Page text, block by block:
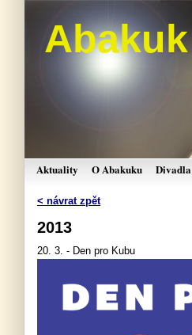
Abakuk
Aktuality O Abakuku Divadla
< návrat zpět
2013
20. 3. - Den pro Kubu